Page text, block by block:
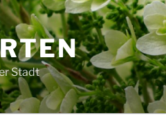
Stadt